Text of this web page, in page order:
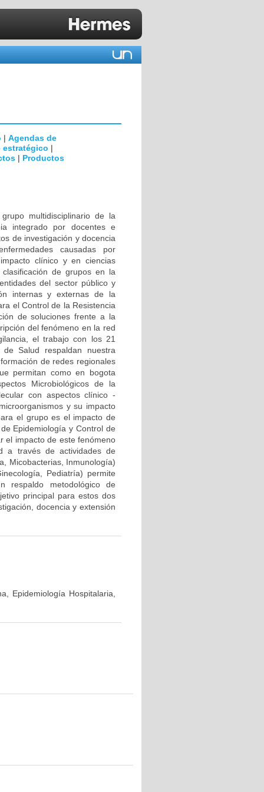
| Agendas de
estratégico |
| Productos
multidisciplinario de la
integrado por docentes e
de investigación y docencia
causadas por
clínico y en ciencias
de grupos en la
del sector público y
internas y externas de la
el Control de la Resistencia
de soluciones frente a la
del fenómeno en la red
el trabajo con los 21
Salud respaldan nuestra
de redes regionales
permitan como en bogota
Microbiológicos de la
con aspectos clínico -
y su impacto
el grupo es el impacto de
Epidemiología y Control de
el impacto de este fenómeno
a través de actividades de
Micobacterias, Inmunología)
Pediatría) permite
respaldo metodológico de
principal para estos dos
docencia y extensión
Epidemiología Hospitalaria,